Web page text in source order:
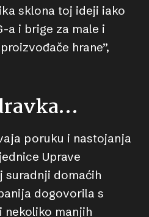
sklona toj ideji iako
a i brige za male i
hrane”,
poruku i nastojanja
Uprave
suradnji domaćih
dogovorila s
nekoliko manjih